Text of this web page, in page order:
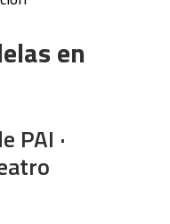
en
PAI ·